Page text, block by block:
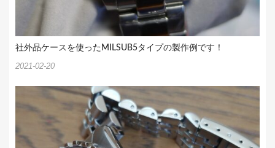
社外品ケースを使ったMILSUB5タイプの製作例です！
2021-02-20